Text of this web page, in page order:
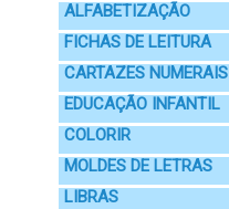
ALFABETIZAÇÃO
FICHAS DE LEITURA
CARTAZES NUMERAIS
EDUCAÇÃO INFANTIL
COLORIR
MOLDES DE LETRAS
LIBRAS